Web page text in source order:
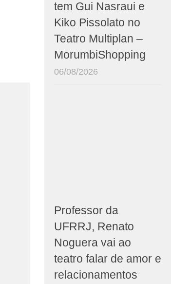
tem Gui Nasraui e
Kiko Pissolato no
Teatro Multiplan –
MorumbiShopping
06/08/2026
Professor da
UFRRJ, Renato
Noguera vai ao
teatro falar de amor e
relacionamentos